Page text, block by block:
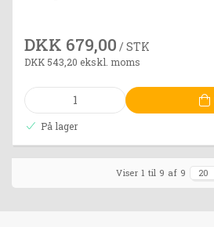
DKK 679,00 / STK
DKK 543,20 ekskl. moms
På lager
Viser 1 til 9 af 9 20